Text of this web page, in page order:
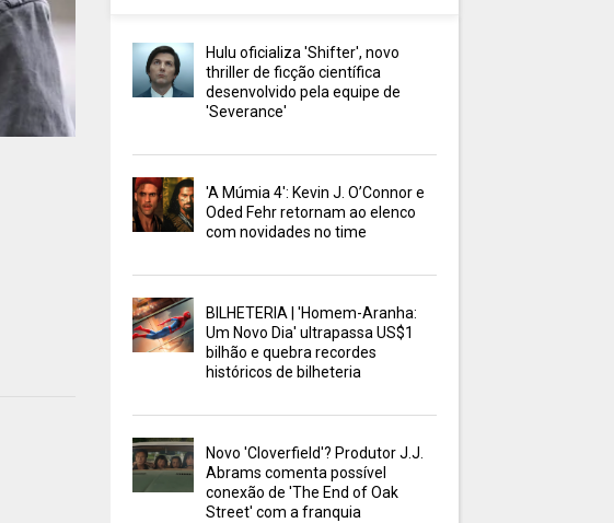
Hulu oficializa 'Shifter', novo
thriller de ficção científica
desenvolvido pela equipe de
'Severance'
'A Múmia 4': Kevin J. O’Connor e
Oded Fehr retornam ao elenco
com novidades no time
BILHETERIA | 'Homem-Aranha:
Um Novo Dia' ultrapassa US$1
bilhão e quebra recordes
históricos de bilheteria
Novo 'Cloverfield'? Produtor J.J.
Abrams comenta possível
conexão de 'The End of Oak
Street' com a franquia